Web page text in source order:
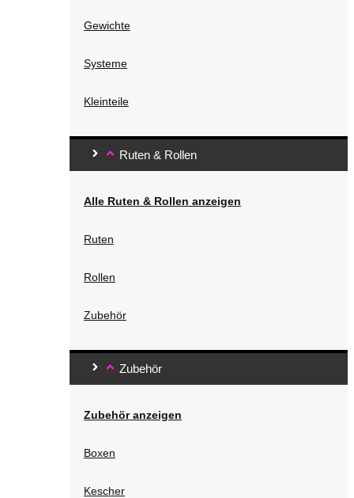
Gewichte
Systeme
Kleinteile
Ruten & Rollen
Alle Ruten & Rollen anzeigen
Ruten
Rollen
Zubehör
Zubehör
Zubehör anzeigen
Boxen
Kescher